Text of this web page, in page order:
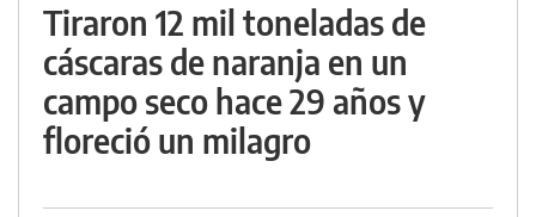
Tiraron 12 mil toneladas de
cáscaras de naranja en un
campo seco hace 29 años y
floreció un milagro